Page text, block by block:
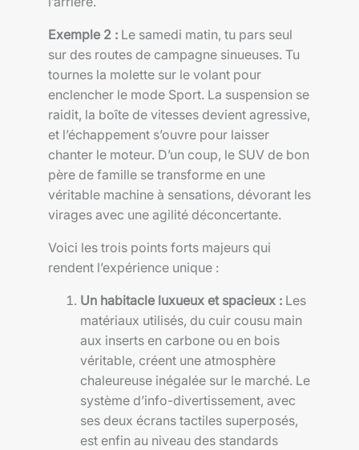
Exemple 2 : Le samedi matin, tu pars seul
sur des routes de campagne sinueuses. Tu
tournes la molette sur le volant pour
enclencher le mode Sport. La suspension se
raidit, la boîte de vitesses devient agressive,
et l’échappement s’ouvre pour laisser
chanter le moteur. D’un coup, le SUV de bon
père de famille se transforme en une
véritable machine à sensations, dévorant les
virages avec une agilité déconcertante.
Voici les trois points forts majeurs qui
rendent l’expérience unique :
Un habitacle luxueux et spacieux : Les
matériaux utilisés, du cuir cousu main
aux inserts en carbone ou en bois
véritable, créent une atmosphère
chaleureuse inégalée sur le marché. Le
système d’info-divertissement, avec
ses deux écrans tactiles superposés,
est enfin au niveau des standards